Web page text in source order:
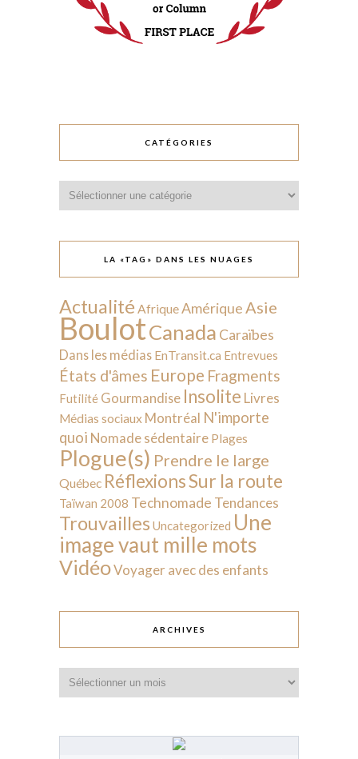
CATÉGORIES
LA «TAG» DANS LES NUAGES
Actualité AfriqueAmérique Asie
BoulotCanada Caraïbes
Dans les médias EnTransit.ca Entrevues
États d'âmes Europe Fragments
Futilité Gourmandise Insolite Livres
Médias sociaux Montréal N'importe
quoi Nomade sédentaire Plages
Plogue(s) Prendre le large
Québec RéflexionsSur la route
Taïwan 2008 Technomade Tendances
Trouvailles Uncategorized Une
image vaut mille mots
VidéoVoyager avec des enfants
ARCHIVES